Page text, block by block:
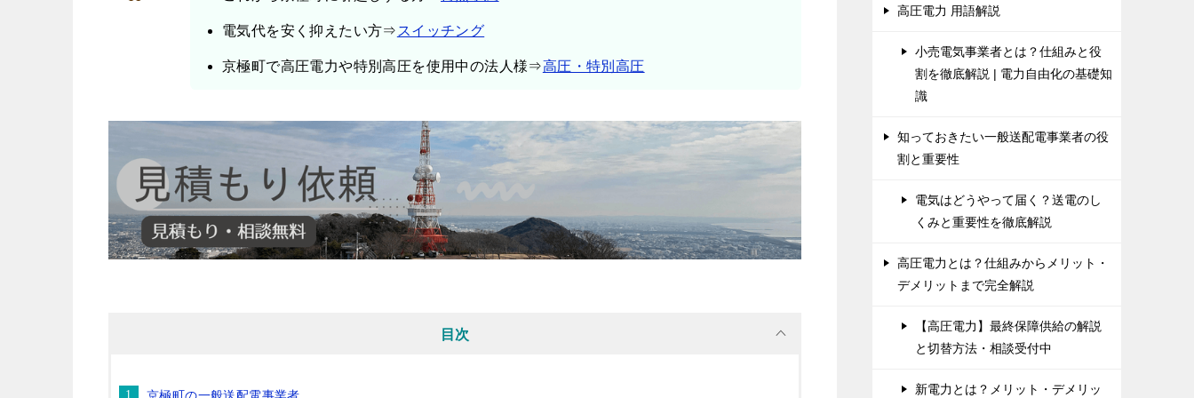
電気代を安く抑えたい方⇒ スイッチング
京極町で高圧電力や特別高圧を使用中の法人様⇒高圧・特別高圧
目次
高圧電力 用語解説
小売電気事業者とは？仕組みと役
割を徹底解説 | 電力自由化の基礎知
識
知っておきたい一般送配電事業者の役
割と重要性
電気はどうやって届く？送電のし
くみと重要性を徹底解説
高圧電力とは？仕組みからメリット・
デメリットまで完全解説
【高圧電力】最終保障供給の解説
と切替方法・相談受付中
新電力とは？メリット・デメリッ